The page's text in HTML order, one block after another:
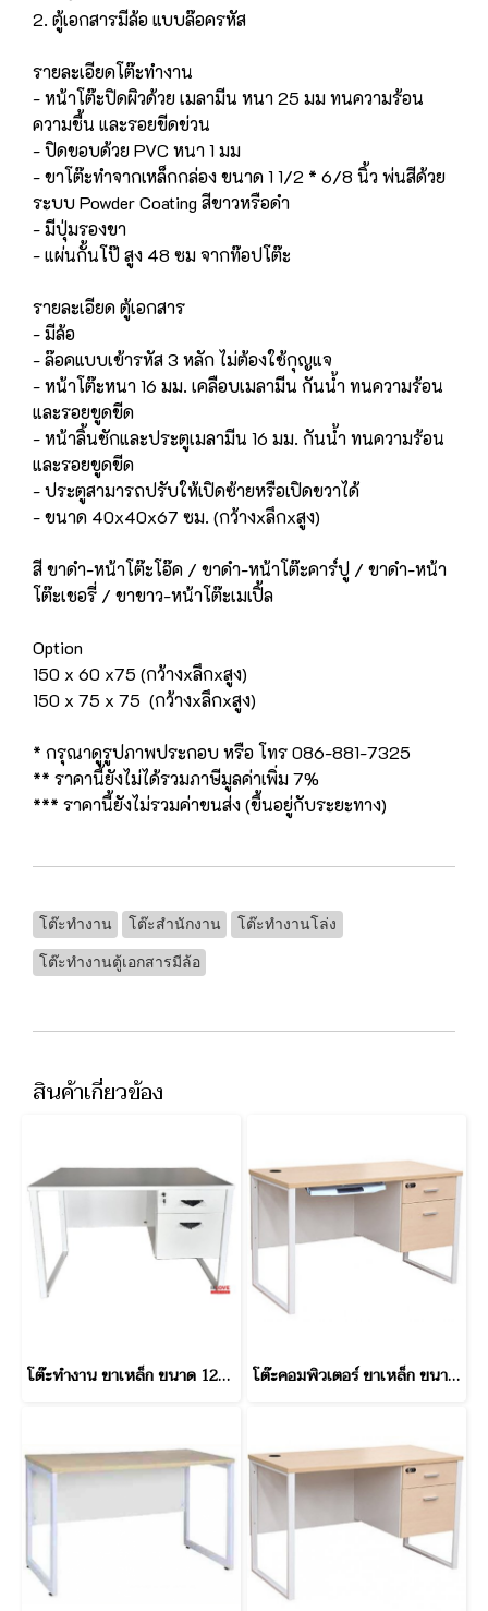
2. ตู้เอกสารมีล้อ แบบล๊อครหัส
รายละเอียดโต๊ะทำงาน
- หน้าโต๊ะปิดผิวด้วย เมลามีน หนา 25 มม ทนความร้อน
ความชื้น และรอยขีดข่วน
- ปิดขอบด้วย PVC หนา 1 มม
- ขาโต๊ะทำจากเหล็กกล่อง ขนาด 1 1/2 * 6/8 นิ้ว พ่นสีด้วย
ระบบ Powder Coating สีขาวหรือดำ
- มีปุ่มรองขา
- แผ่นกั้นโป๊ สูง 48 ซม จากท๊อปโต๊ะ
รายละเอียด ตู้เอกสาร
- มีล้อ
- ล๊อคแบบเข้ารหัส 3 หลัก ไม่ต้องใช้กุญแจ
- หน้าโต๊ะหนา 16 มม. เคลือบเมลามีน กันน้ำ ทนความร้อน
และรอยขูดขีด
- หน้าลิ้นชักและประตูเมลามีน 16 มม. กันน้ำ ทนความร้อน
และรอยขูดขีด
- ประตูสามารถปรับให้เปิดซ้ายหรือเปิดขวาได้
- ขนาด 40x40x67 ซม. (กว้างxลึกxสูง)
สี ขาดำ-หน้าโต๊ะโอ๊ค / ขาดำ-หน้าโต๊ะคาร์ปู / ขาดำ-หน้า
โต๊ะเชอรี่ / ขาขาว-หน้าโต๊ะเมเปิ้ล
Option
150 x 60 x75 (กว้างxลึกxสูง)
150 x 75 x 75 (กว้างxลึกxสูง)
* กรุณาดูรูปภาพประกอบ หรือ โทร 086-881-7325
** ราคานี้ยังไม่ได้รวมภาษีมูลค่าเพิ่ม 7%
*** ราคานี้ยังไม่รวมค่าขนส่ง (ขึ้นอยู่กับระยะทาง)
โต๊ะทำงาน โต๊ะสำนักงาน
โต๊ะทำงานโล่ง
โต๊ะทำงานตู้เอกสารมีล้อ
สินค้าเกี่ยวข้อง
โต๊ะทำงาน ขาเหล็ก ขนาด 120 ซม โต๊ะคอมพิวเตอร์ ขาเหล็ก ขนาด 120 ซม